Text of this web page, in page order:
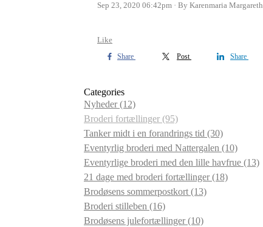
Sep 23, 2020 06:42pm By Karenmaria Margareth
Like
Share Post Share
Categories
Nyheder(12)
Broderi fortællinger (95)
Tanker midt i en forandrings tid (30)
Eventyrlig broderi med Nattergalen (10)
Eventyrlige broderi med den lille havfrue (13)
21 dage med broderi fortællinger(18)
Brodøsens sommerpostkort (13)
Broderi stilleben (16)
Brodøsens julefortællinger(10)